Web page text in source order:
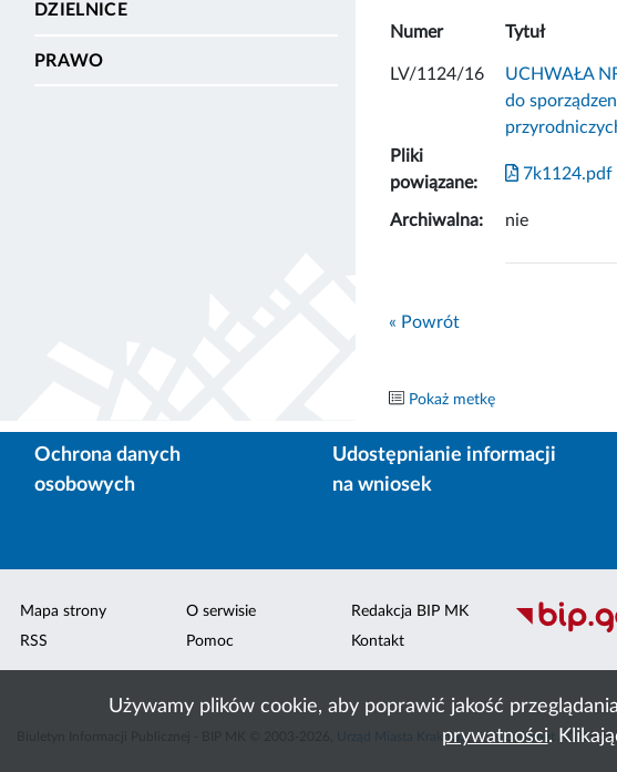
Używamy plików cookie, aby poprawić jakość
prywatności.
DZIELNICE
PRAWO
Numer Tytuł
LV/1124/16
UCHWAŁA
do
Pliki
powiązane:
7k1124.pdf
Archiwalna: nie
« Powrót
Pokaż metkę
Ochrona danych
osobowych
Udostępnianie informacji
na wniosek
Mapa strony
RSS
O serwisie
Pomoc
Redakcja BIP MK
Kontakt
Urząd Miasta Krakowa,ACK Cyfronet AGH